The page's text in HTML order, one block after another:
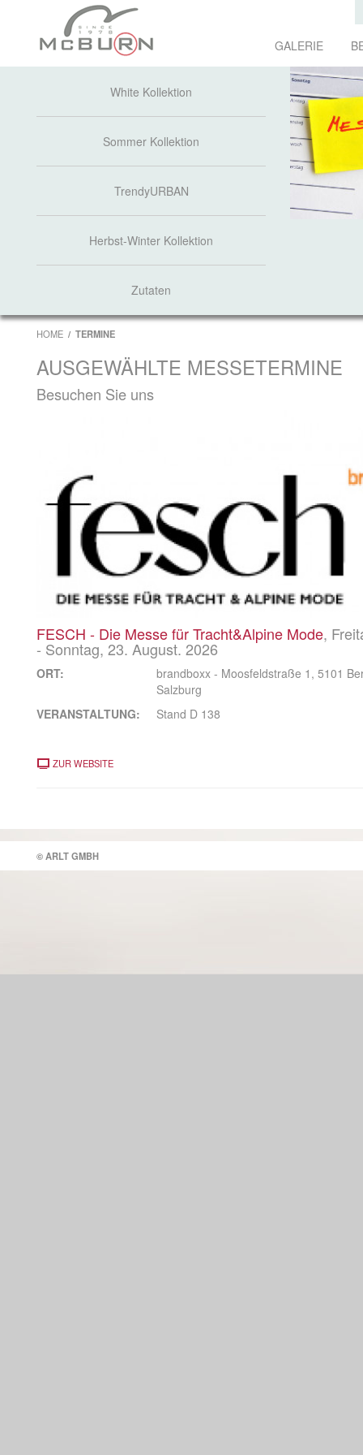
GALERIE
White Kollektion
Sommer Kollektion
TrendyURBAN
Herbst-Winter Kollektion
Zutaten
HOME TERMINE
AUSGEWÄHLTE MESSETERMINE
Besuchen Sie uns
FESCH - Die Messe für Tracht&Alpine Mode,
- Sonntag, 23. August. 2026
ORT:
brandboxx - Moosfeldstraße 1, 5101
Salzburg
VERANSTALTUNG:
Stand D 138
ZUR WEBSITE
© ARLT GMBH